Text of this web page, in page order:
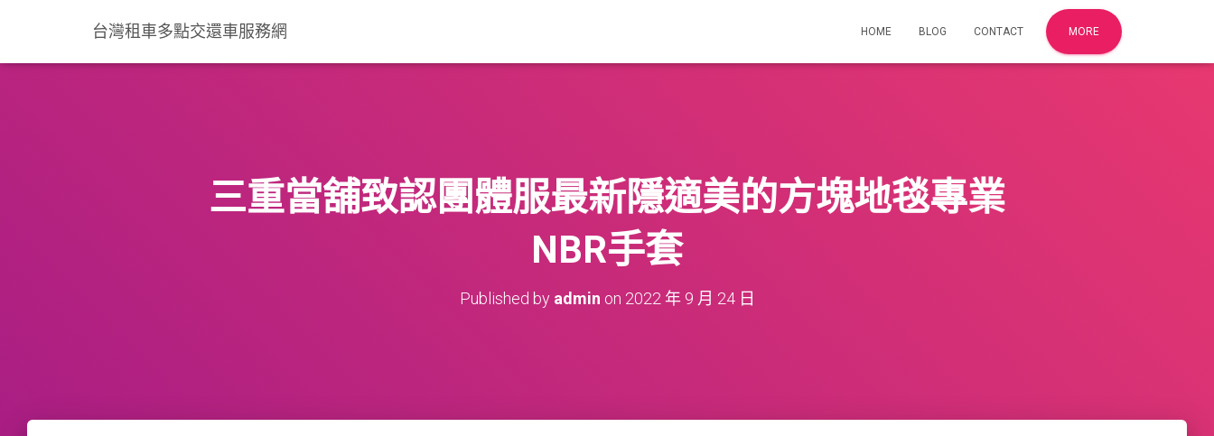
台灣租車多點交還車服務網 HOME BLOG CONTACT MORE
三重當舖致認團體服最新隱適美的方塊地毯專業
NBR手套
Published by admin on 2022 年 9 月 24 日